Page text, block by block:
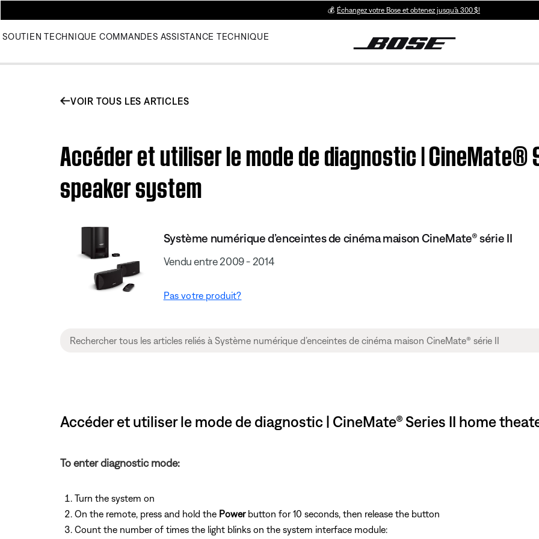
💰 Échangez votre Bose et obtenez jusqu’à 300 $!
SOUTIEN TECHNIQUE COMMANDES ASSISTANCE TECHNIQUE
VOIR TOUS LES ARTICLES
Accéder et utiliser le mode de diagnostic | CineMate®
speaker system
Système numérique d’enceintes de cinéma maison CineMate® série II
Vendu entre 2009 - 2014
Pas votre produit?
Accéder et utiliser le mode de diagnostic | CineMate® Series II home
To enter diagnostic mode:
Turn the system on
On the remote, press and hold the Powerbutton for 10 seconds, then release the button
Count the number of times the light blinks on the system interface module: